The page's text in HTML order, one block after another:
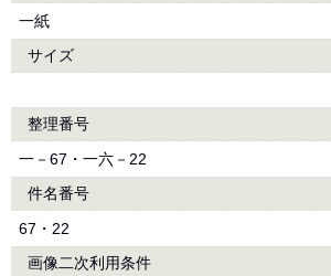
一紙
サイズ
整理番号
一－67・一六－22
件名番号
67・22
画像二次利用条件